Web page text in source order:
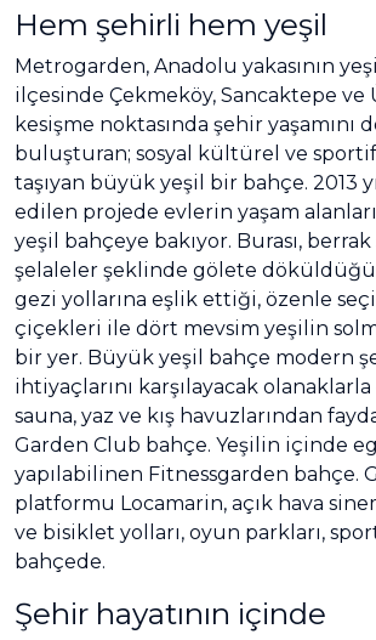
Hem şehirli hem yeşil
Metrogarden, Anadolu yakasının
ilçesinde Çekmeköy, Sancaktepe ve
kesişme noktasında şehir yaşamını
buluşturan; sosyal kültürel ve
taşıyan büyük yeşil bir bahçe. 2013
edilen projede evlerin yaşam
yeşil bahçeye bakıyor. Burası,
şelaleler şeklinde gölete döküldüğü,
gezi yollarına eşlik ettiği, özenle
çiçekleri ile dört mevsim yeşilin
bir yer. Büyük yeşil bahçe modern
ihtiyaçlarını karşılayacak olanaklarla
sauna, yaz ve kış havuzlarından
Garden Club bahçe. Yeşilin içinde
yapılabilinen Fitnessgarden bahçe.
platformu Locamarin, açık hava
ve bisiklet yolları, oyun parkları,
bahçede.
Şehir hayatının içinde